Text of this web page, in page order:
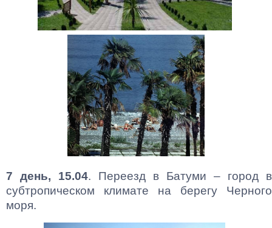
7 день, 15.04. Переезд в Батуми – город в
субтропическом климате на берегу Черного
моря.